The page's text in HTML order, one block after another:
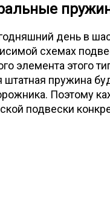
день в
схемах
элемента этого
штатная пружина
Поэтому
подвески